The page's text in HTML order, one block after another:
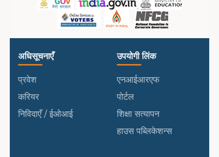
उपयोगी लिंक
अधिसूचनाएँ
प्रवेश
करियर
निविदाएँ / ईओआई
पोर्टल
उपयोगी लिंक
एनआईआरएफ
पोर्टल
शिक्षा सत्यापन
हाउस पब्लिकेशन्स